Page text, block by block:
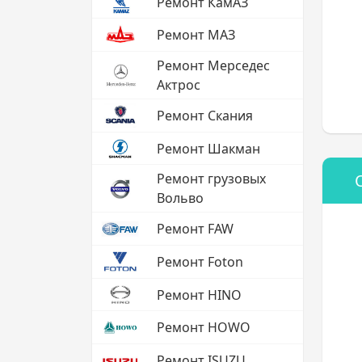
Ремонт МАЗ
Ремонт Мерседес
Актрос
Ремонт Скания
Ремонт Шакман
Ремонт грузовых
Вольво
Ремонт FAW
Ремонт Foton
Ремонт HINO
Ремонт HOWO